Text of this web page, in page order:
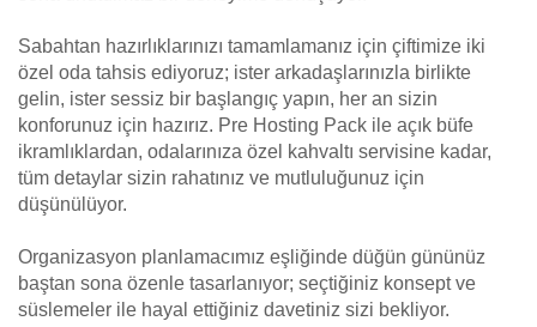
Sabahtan hazırlıklarınızı tamamlamanız için çiftimize iki
özel oda tahsis ediyoruz; ister arkadaşlarınızla birlikte
gelin, ister sessiz bir başlangıç yapın, her an sizin
konforunuz için hazırız. Pre Hosting Pack ile açık büfe
ikramlıklardan, odalarınıza özel kahvaltı servisine kadar,
tüm detaylar sizin rahatınız ve mutluluğunuz için
düşünülüyor.
Organizasyon planlamacımız eşliğinde düğün gününüz
baştan sona özenle tasarlanıyor; seçtiğiniz konsept ve
süslemeler ile hayal ettiğiniz davetiniz sizi bekliyor.